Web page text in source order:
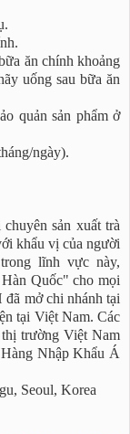
ăn chính khoảng
uống sau bữa ăn
quản sản phẩm ở
ngày).
sản xuất trà
khẩu vị của người
lĩnh vực này,
Quốc" cho mọi
mở chi nhánh tại
tại Việt Nam. Các
trường Việt Nam
Nhập Khẩu Á
Seoul, Korea